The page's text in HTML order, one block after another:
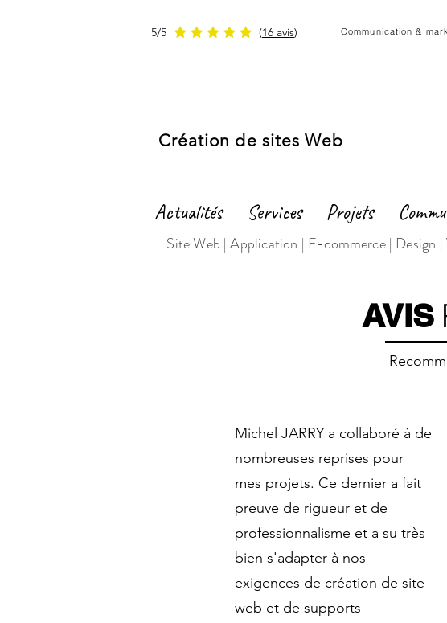
5/5 (16 avis) Communication &
Actualités Services Projets
Création de sites Web
Site Web | Application | E-commerce | Design
AVIS
Michel JARRY a collaboré à de
nombreuses reprises pour
mes projets. Ce dernier a fait
preuve de rigueur et de
professionnalisme et a su très
bien s'adapter à nos
exigences de création de site
web et de supports